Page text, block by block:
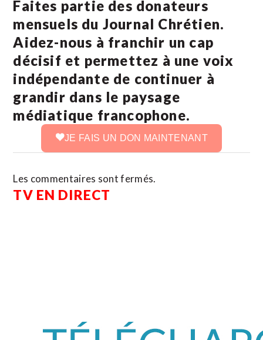
Faites partie des donateurs
mensuels du Journal Chrétien.
Aidez-nous à franchir un cap
décisif et permettez à une voix
indépendante de continuer à
grandir dans le paysage
médiatique francophone.
JE FAIS UN DON MAINTENANT
Les commentaires sont fermés.
TV EN DIRECT